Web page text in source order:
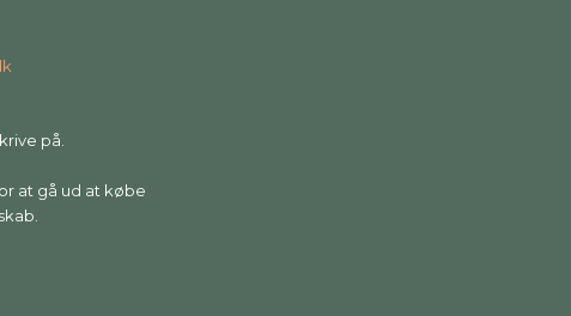
på.
at gå ud at købe